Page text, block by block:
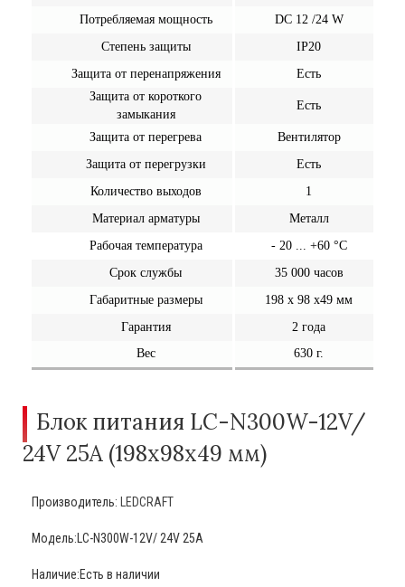
Потребляемая мощность
DC 12 /24 W
Степень защиты
IP20
Защита от перенапряжения
Есть
Защита от короткого
замыкания
Есть
Защита от перегрева
Вентилятор
Защита от перегрузки
Есть
Количество выходов
1
Материал арматуры
Металл
Рабочая температура
- 20 ... +60 °C
Срок службы
35 000 часов
Габаритные размеры
198 х 98 х49 мм
Гарантия
2 года
Вес
630 г.
Блок питания LC-N300W-12V/
24V 25А (198х98х49 мм)
Производитель: LEDCRAFT
Модель:LC-N300W-12V/ 24V 25А
Наличие:Есть в наличии